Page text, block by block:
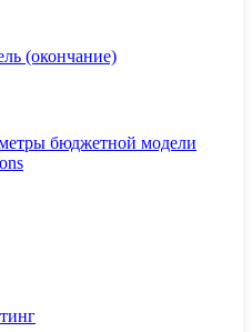
(окончание)
бюджетной модели